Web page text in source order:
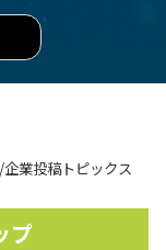
業投稿トピックス
プ